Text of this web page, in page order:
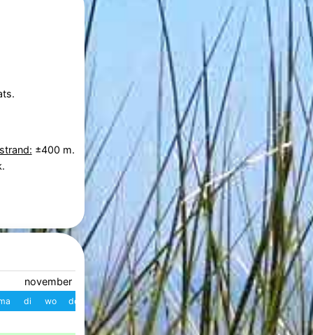
±400 m.
november 2026
di wo do vr za zo
1
december 2026
W ma di wo do vr
49 1 2 3 4 5